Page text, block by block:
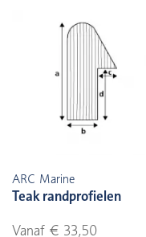
ARC Marine
Teak randprofielen
Vanaf € 33,50